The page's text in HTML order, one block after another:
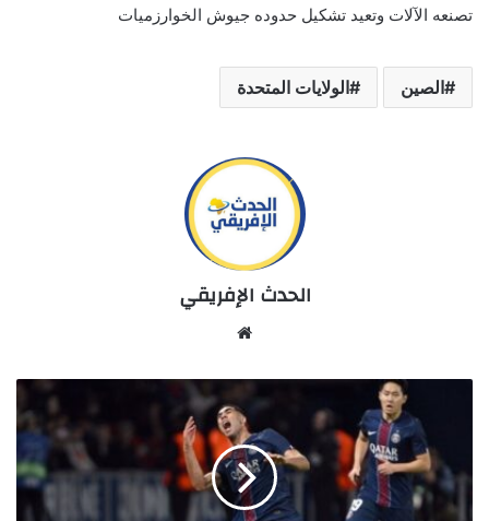
تصنعه الآلات وتعيد تشكيل حدوده جيوش الخوارزميات
الصين الولايات المتحدة
الحدث الإفريقي
بعد
تهوره